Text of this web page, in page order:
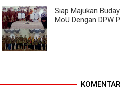
Siap Majukan
MoU Dengan DPW